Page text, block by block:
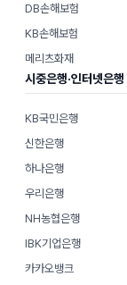
DB손해보험
KB손해보험
메리츠화재
시중은행·인터넷은행
KB국민은행
신한은행
하나은행
우리은행
NH농협은행
IBK기업은행
카카오뱅크